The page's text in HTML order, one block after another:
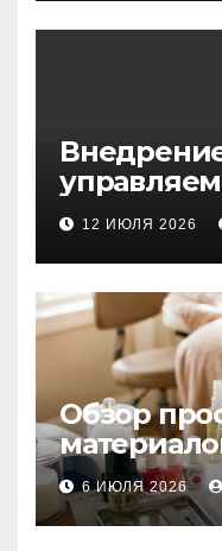
12 ИЮЛЯ 2026
Обзор
6 ИЮЛЯ 2026